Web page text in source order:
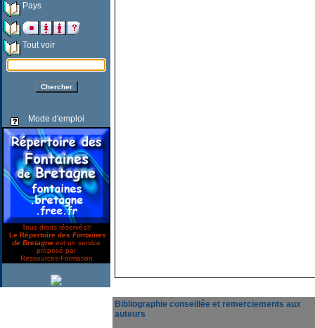
Pays
Tout voir
Mode d'emploi
Tous droits réservés©
Le Répertoire des Fontaines
de Bretagne est un service
proposé par
Ressources-Formation
Bibliographie conseillée et remerciements aux
auteurs